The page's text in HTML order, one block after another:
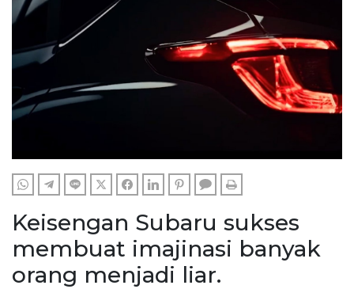
WHATSAPPTELEGRAM
LINE TWITTERFACEBOOKLINKEDINPINTERESTCOMMENTS
Keisengan Subaru sukses
membuat imajinasi banyak
orang menjadi liar.